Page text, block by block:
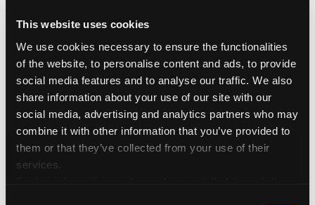
This website uses cookies
We use cookies necessary to ensure the functionalities
of the website, to personalise content and ads, to provide
social media features and to analyse our traffic. We also
share information about your use of our site with our
social media, advertising and analytics partners who may
combine it with other information that you’ve provided to
them or that they’ve collected from your use of their
services.
Couverture flexible
Couverture de couleur
Bleus
Jaunes
Noir / Gris
Rouges / Rose